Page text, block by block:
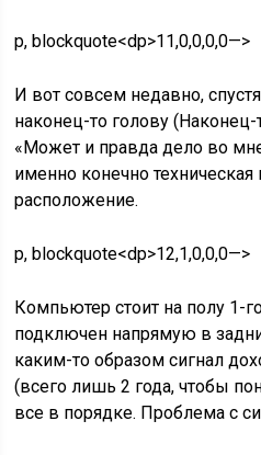
p, blockquote<dp>11,0,0,0,0—>
И вот совсем недавно,
наконец-то голову
«Может и правда дело во
именно конечно
расположение.
p, blockquote<dp>12,1,0,0,0—>
Компьютер стоит на полу 1-
подключен напрямую в
каким-то образом сигнал
(всего лишь 2 года, чтобы
все в порядке. Проблема с